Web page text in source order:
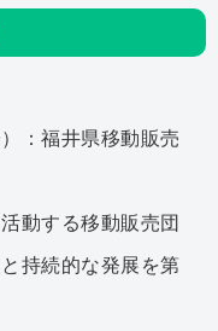
：福井県移動販売
動する移動販売団
持続的な発展を第